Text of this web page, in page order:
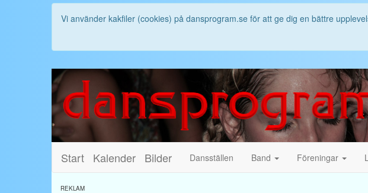
Vi använder kakfiler (cookies) på dansprogram.se för att ge dig en bättre
Start Kalender Bilder Dansställen Band Föreningar
REKLAM